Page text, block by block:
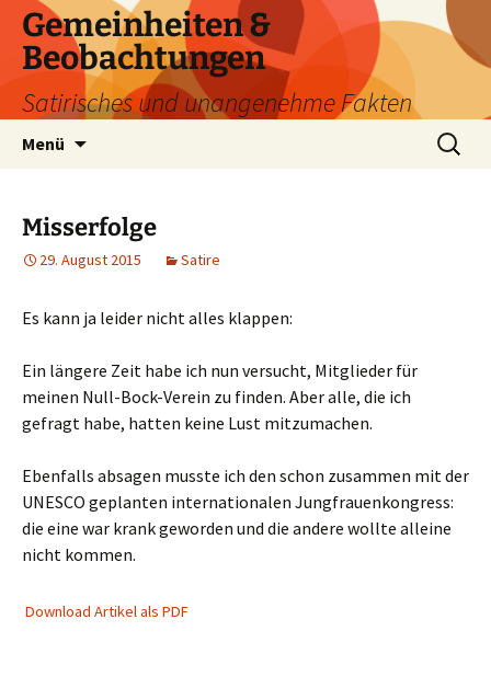
Zum
Inhalt
springen
Gemeinheiten &
Beobachtungen
Satirisches und unangenehme Fakten
Menü
Suchen
nach:
Misserfolge
29. August 2015 Satire
Es kann ja leider nicht alles klappen:
Ein längere Zeit habe ich nun versucht, Mitglieder für
meinen Null-Bock-Verein zu finden. Aber alle, die ich
gefragt habe, hatten keine Lust mitzumachen.
Ebenfalls absagen musste ich den schon zusammen mit der
UNESCO geplanten internationalen Jungfrauenkongress:
die eine war krank geworden und die andere wollte alleine
nicht kommen.
Download Artikel als PDF